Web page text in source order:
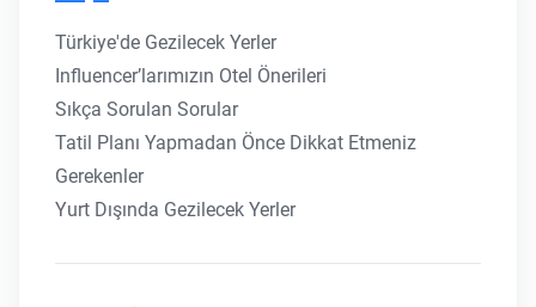
Türkiye'de Gezilecek Yerler
Influencer’larımızın Otel Önerileri
Sıkça Sorulan Sorular
Tatil Planı Yapmadan Önce Dikkat Etmeniz
Gerekenler
Yurt Dışında Gezilecek Yerler